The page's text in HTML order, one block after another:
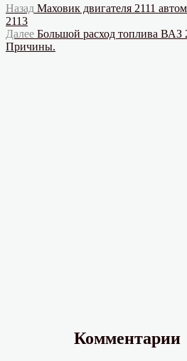
Навигация
по
записям
Назад Предыдущая
Маховик двигателя 2111
2113
Далее Следующая
запись:
Большой расход топлива ВАЗ
Причины.
Комментарии